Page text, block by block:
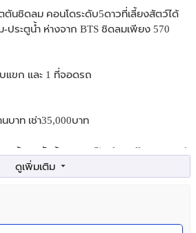
นชิดลม คอนโดระดับ5ดาวที่เลี้ยงสัตว์ได้
ประตูน้ำ ห่างจาก BTS ชิดลมเพียง 570
แขก และ 1 ที่จอดรถ
บาท เช่า35,000บาท
ด้วยผนังห้องแบบ Single wall type และ 1